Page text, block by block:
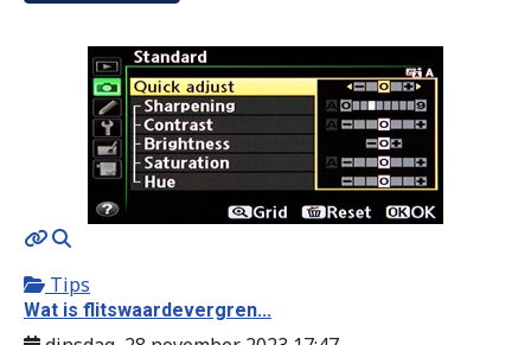
MOD_JTCS_VIEW_ARTICLE_LINK
Tips
Wat is flitswaardevergren...